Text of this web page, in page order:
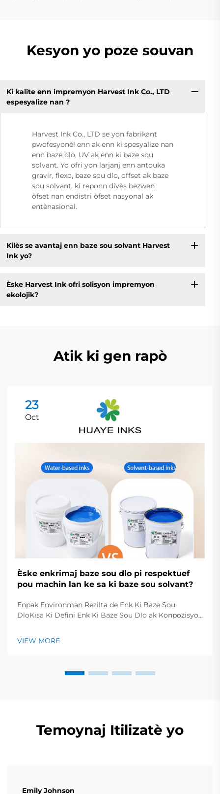
Kesyon yo poze souvan
Ki kalite enn impremyon Harvest Ink Co., LTD
espesyalize nan ?
Harvest Ink Co., LTD se yon fabrikant
pwofesyonèl enn ak enn ki spesyalize nan
enn baze dlo, UV ak enn ki baze sou
solvant. Yo ofri yon larjanj enn antouka
gravir, flexo, baze sou dlo, offset ak baze
sou solvant, ki reponn divès bezwen
òfset nan endistri òfset nasyonal ak
entènasional.
Kilès se avantaj enn baze sou solvant Harvest
Ink yo?
Èske Harvest Ink ofri solisyon impremyon
ekolojik?
Atik ki gen rapò
23
Oct
Èske enkrimaj baze sou dlo pi respektuef
pou machin lan ke sa ki baze sou solvant?
Enpak Environman Rezilta de Enk Ki Baze Sou
DloKisa Ki Defini Enk Ki Baze Sou Dlo ak Konpozisyon
rezin ki soti nan pyante ak koulè non tok sik. Sa vle di
VIEW MORE
Temoynaj Itilizatè yo
Emily Johnson